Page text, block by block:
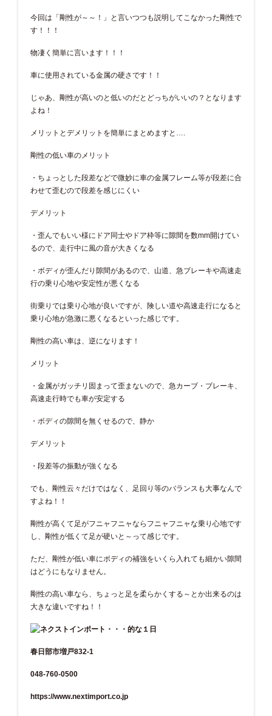
今回は「剛性が～～！」と言いつつも説明してこなかった剛性で
す！！！
物凄く簡単に言います！！！
車に使用されている金属の硬さです！！
じゃあ、剛性が高いのと低いのだとどっちがいいの？となります
よね！
メリットとデメリットを簡単にまとめますと….
剛性の低い車のメリット
・ちょっとした段差などで微妙に車の金属フレーム等が段差に合
わせて歪むので段差を感じにくい
デメリット
・歪んでもいい様にドア同士やドア枠等に隙間を数mm開けてい
るので、走行中に風の音が大きくなる
・ボディが歪んだり隙間があるので、山道、急ブレーキや高速走
行の乗り心地や安定性が悪くなる
街乗りでは乗り心地が良いですが、険しい道や高速走行になると
乗り心地が急激に悪くなるといった感じです。
剛性の高い車は、逆になります！
メリット
・金属がガッチリ固まって歪まないので、急カーブ・ブレーキ、
高速走行時でも車が安定する
・ボディの隙間を無くせるので、静か
デメリット
・段差等の振動が強くなる
でも、剛性云々だけではなく、足回り等のバランスも大事なんで
すよね！！
剛性が高くて足がフニャフニャならフニャフニャな乗り心地です
し、剛性が低くて足が硬いと～って感じです。
ただ、剛性が低い車にボディの補強をいくら入れても細かい隙間
はどうにもなりません。
剛性の高い車なら、ちょっと足を柔らかくする～とか出来るのは
大きな違いですね！！
春日部市増戸832-1
048-760-0500
https://www.nextimport.co.jp